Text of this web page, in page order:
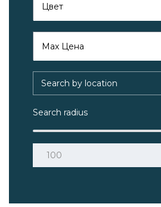
Цвет
Max Цена
Search radius